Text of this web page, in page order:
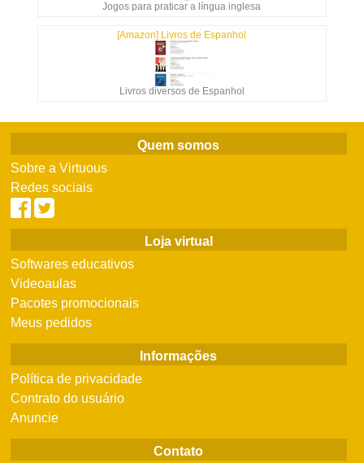
Jogos para praticar a língua inglesa
[Amazon] Livros de Espanhol
Livros diversos de Espanhol
Quem somos
Sobre a Virtuous
Redes sociais
Loja virtual
Softwares educativos
Videoaulas
Pacotes promocionais
Meus pedidos
Informações
Política de privacidade
Contrato do usuário
Anuncie
Contato